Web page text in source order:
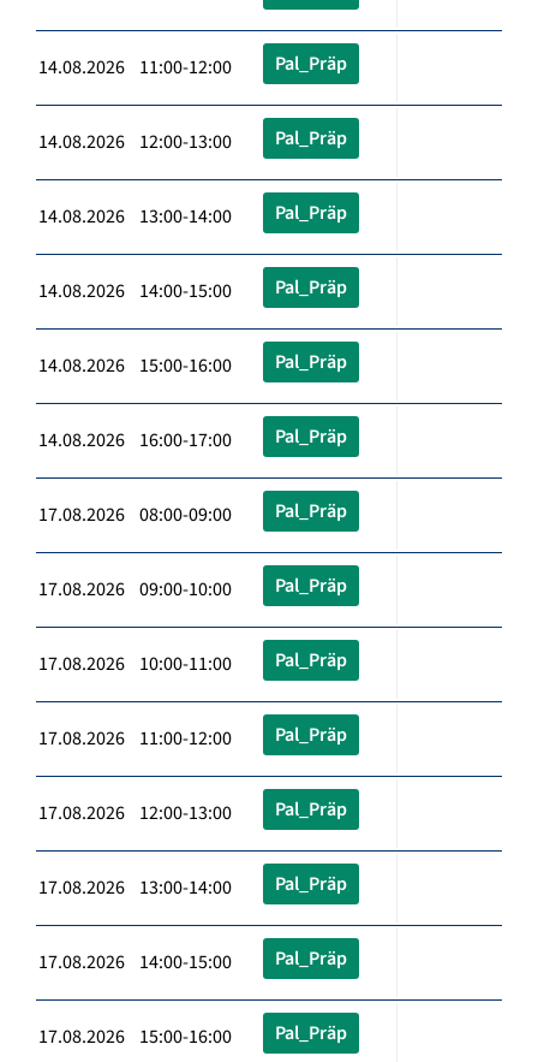
14.08.2026 11:00-12:00 Pal_Präp
14.08.2026 12:00-13:00 Pal_Präp
14.08.2026 13:00-14:00 Pal_Präp
14.08.2026 14:00-15:00 Pal_Präp
14.08.2026 15:00-16:00 Pal_Präp
14.08.2026 16:00-17:00 Pal_Präp
17.08.2026 08:00-09:00 Pal_Präp
17.08.2026 09:00-10:00 Pal_Präp
17.08.2026 10:00-11:00 Pal_Präp
17.08.2026 11:00-12:00 Pal_Präp
17.08.2026 12:00-13:00 Pal_Präp
17.08.2026 13:00-14:00 Pal_Präp
17.08.2026 14:00-15:00 Pal_Präp
17.08.2026 15:00-16:00 Pal_Präp